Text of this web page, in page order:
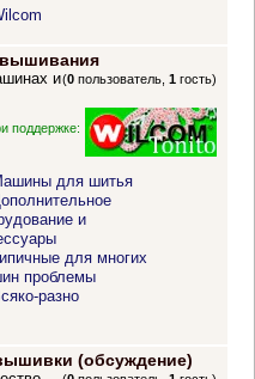
(0 пользователь,1 гость)
и
поддержке:
для шитья
и
для многих
проблемы
разно
(обсуждение)